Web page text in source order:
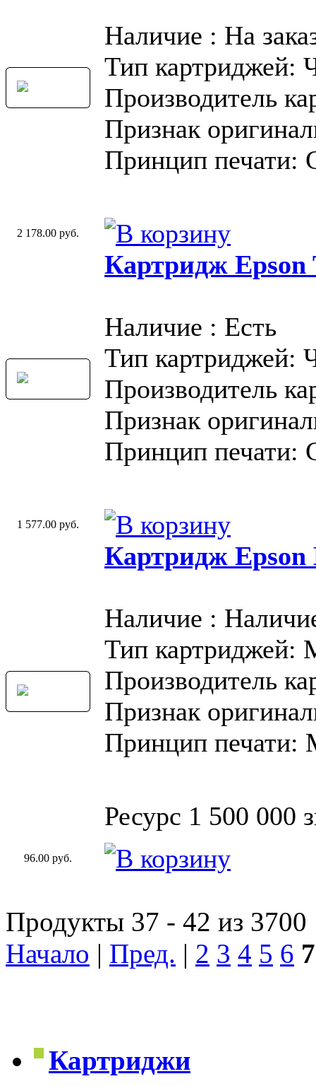
Наличие : На
Тип картриджей:
Производитель
Признак
Принцип печати:
2 178.00 руб.
Картридж Epson
Наличие : Есть
Тип картриджей:
Производитель
Признак
Принцип печати:
1 577.00 руб.
Картридж Epson
Наличие :
Тип картриджей:
Производитель
Признак
Принцип печати:
Ресурс 1 500 000
96.00 руб.
Продукты 37 - 42 из 3700
Начало | Пред. | 2 3 4 5 6 7
Картриджи